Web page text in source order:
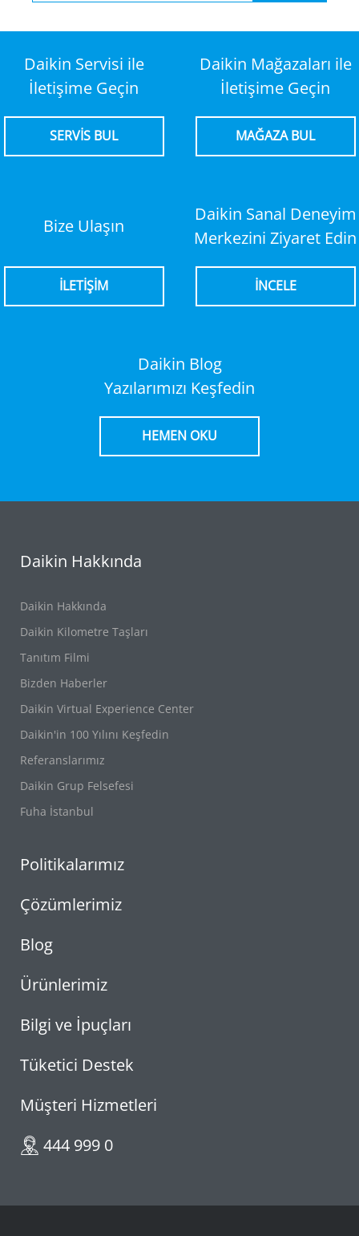
Daikin Servisi ile
İletişime Geçin
SERVİS BUL
Daikin Mağazaları ile
İletişime Geçin
MAĞAZA BUL
Bize Ulaşın
İLETİŞİM
Daikin Sanal Deneyim
Merkezini Ziyaret Edin
İNCELE
Daikin Blog
Yazılarımızı Keşfedin
HEMEN OKU
Daikin Hakkında
Daikin Hakkında
Daikin Kilometre Taşları
Tanıtım Filmi
Bizden Haberler
Daikin Virtual Experience Center
Daikin'in 100 Yılını Keşfedin
Referanslarımız
Daikin Grup Felsefesi
Fuha İstanbul
Politikalarımız
Çözümlerimiz
Blog
Ürünlerimiz
Bilgi ve İpuçları
Tüketici Destek
Müşteri Hizmetleri
444 999 0